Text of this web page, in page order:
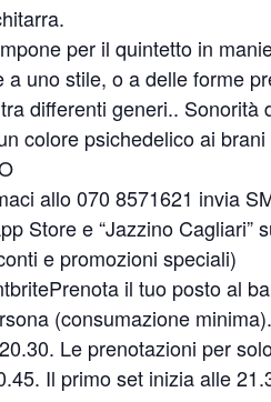
per il quintetto in
a uno stile, o a delle forme
differenti generi..
colore psichedelico ai brani
allo 070 8571621 invia
Store e “Jazzino
e promozioni speciali)
il tuo posto al
(consumazione
Le prenotazioni per
Il primo set inizia alle